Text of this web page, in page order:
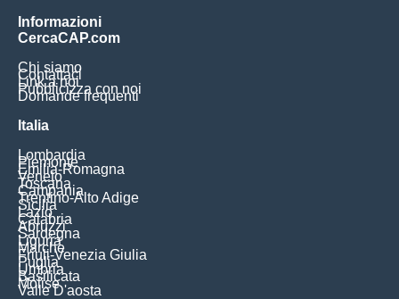
Informazioni
CercaCAP.com
Chi siamo
Contattaci
Link a noi
Pubblicizza con noi
Domande frequenti
Italia
Lombardia
Piemonte
Emilia-Romagna
Veneto
Toscana
Campania
Trentino-Alto Adige
Sicilia
Lazio
Calabria
Abruzzi
Sardegna
Liguria
Marche
Friuli-Venezia Giulia
Puglia
Umbria
Basilicata
Molise
Valle D'aosta